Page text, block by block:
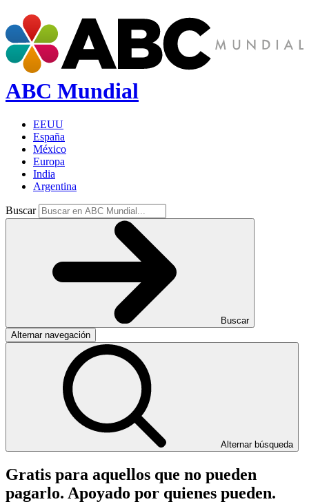
ABC Mundial
EEUU
España
México
Europa
India
Argentina
Buscar
Buscar
Alternar navegación
Alternar búsqueda
Gratis para aquellos que no pueden
pagarlo. Apoyado por quienes pueden.